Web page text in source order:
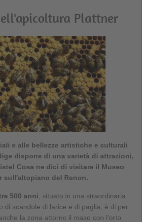
Plattner
e alle bellezze artistiche e culturali
dispone di una varietà di attrazioni,
Cosa ne dici di visitare il Museo
sull'altopiano del Renon.
500 anni , situato in una straordinaria
di scandole di larice e di paglia, è di per
la zona attorno il maso con l'orto